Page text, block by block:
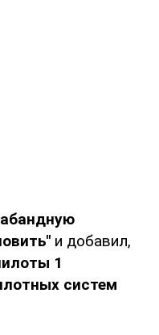
и добавил,
1
систем